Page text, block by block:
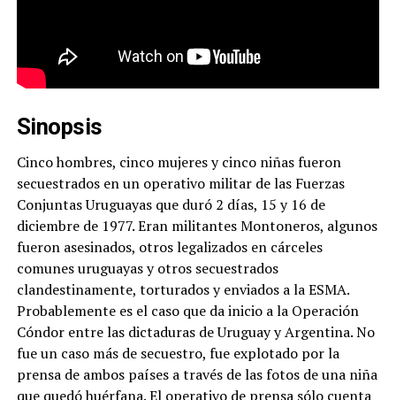
Sinopsis
Cinco hombres, cinco mujeres y cinco niñas fueron
secuestrados en un operativo militar de las Fuerzas
Conjuntas Uruguayas que duró 2 días, 15 y 16 de
diciembre de 1977. Eran militantes Montoneros, algunos
fueron asesinados, otros legalizados en cárceles
comunes uruguayas y otros secuestrados
clandestinamente, torturados y enviados a la ESMA.
Probablemente es el caso que da inicio a la Operación
Cóndor entre las dictaduras de Uruguay y Argentina. No
fue un caso más de secuestro, fue explotado por la
prensa de ambos países a través de las fotos de una niña
que quedó huérfana. El operativo de prensa sólo cuenta